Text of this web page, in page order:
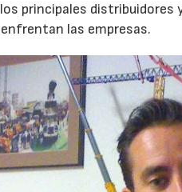
principales distribuidores
las empresas.